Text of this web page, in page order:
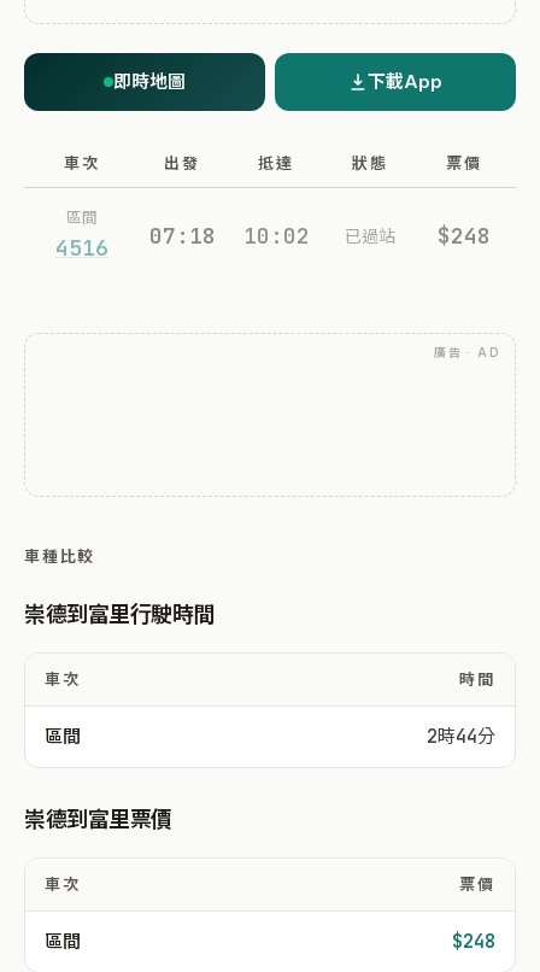
即時地圖 下載App
車次 出發 抵達 狀態 票價
區間
4516 07:18 10:02 已過站 $248
廣告 · AD
車種比較
崇德到富里行駛時間
車次 時間
區間 2時44分
崇德到富里票價
車次 票價
區間 $248